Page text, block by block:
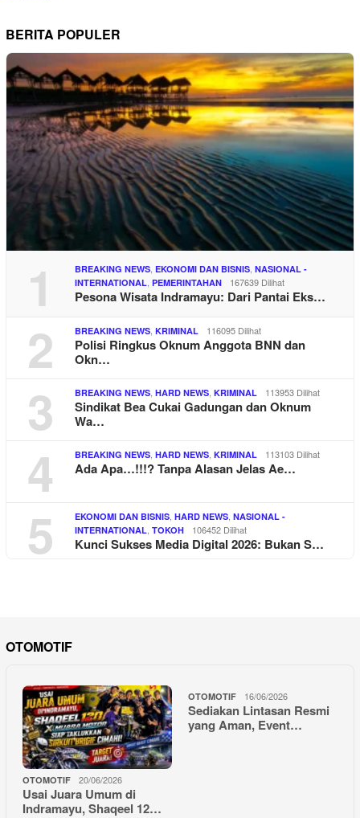
BERITA POPULER
1 BREAKING NEWS EKONOMI DAN BISNIS NASIONAL -
INTERNATIONAL PEMERINTAHAN 167639 Dilihat
Pesona Wisata Indramayu: Dari Pantai Eks…
2 BREAKING NEWS KRIMINAL 116095 Dilihat
Polisi Ringkus Oknum Anggota BNN dan
Okn…
3 BREAKING NEWS HARD NEWS KRIMINAL 113953 Dilihat
Sindikat Bea Cukai Gadungan dan Oknum
Wa…
4 BREAKING NEWS HARD NEWS KRIMINAL 113103 Dilihat
Ada Apa…!!!? Tanpa Alasan Jelas Ae…
5 EKONOMI DAN BISNIS HARD NEWS NASIONAL -
INTERNATIONAL TOKOH 106452 Dilihat
Kunci Sukses Media Digital 2026: Bukan S…
OTOMOTIF
OTOMOTIF 20/06/2026
Usai Juara Umum di
Indramayu, Shaqeel 12…
OTOMOTIF 16/06/2026
Sediakan Lintasan Resmi
yang Aman, Event…